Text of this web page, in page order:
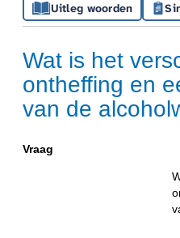
Uitleg woorden
Wat is het
ontheffing en
van de
Vraag